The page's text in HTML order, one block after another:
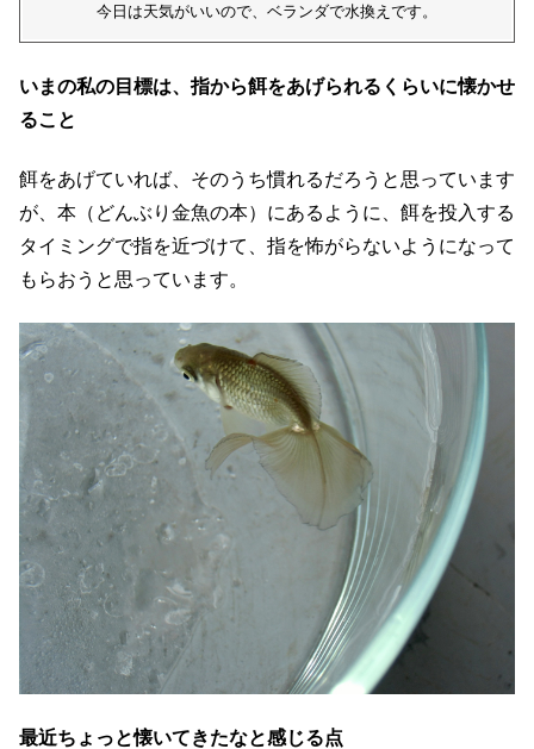
今日は天気がいいので、ベランダで水換えです。
いまの私の目標は、指から餌をあげられるくらいに懐かせ
ること
餌をあげていれば、そのうち慣れるだろうと思っています
が、本（どんぶり金魚の本）にあるように、餌を投入する
タイミングで指を近づけて、指を怖がらないようになって
もらおうと思っています。
最近ちょっと懐いてきたなと感じる点